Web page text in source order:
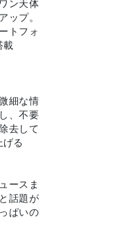
ン天体
ップ。
トフォ
載
細な情
、不要
去して
げる
ースま
話題が
ぱいの